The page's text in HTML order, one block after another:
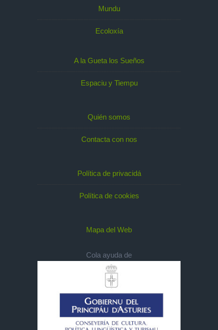
Mundu
Ecoloxía
A la Gueta los Sueños
Espaciu y Tiempu
Quién somos
Contacta con nos
Política de privacidá
Política de cookies
Mapa del Web
Cola ayuda de